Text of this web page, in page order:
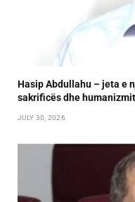
Hasip Abdullahu – jeta e
sakrificës dhe humanizmit
JULY 30, 2026